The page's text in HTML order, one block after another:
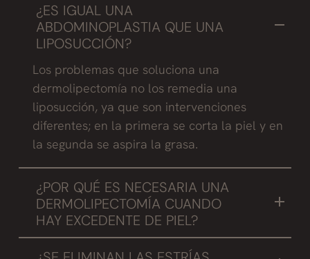
¿ES IGUAL UNA
ABDOMINOPLASTIA QUE UNA
LIPOSUCCIÓN?
Los problemas que soluciona una
dermolipectomía no los remedia una
liposucción, ya que son intervenciones
diferentes; en la primera se corta la piel y en
la segunda se aspira la grasa.
¿POR QUÉ ES NECESARIA UNA
DERMOLIPECTOMÍA CUANDO
HAY EXCEDENTE DE PIEL?
La flacidez no se soluciona con una